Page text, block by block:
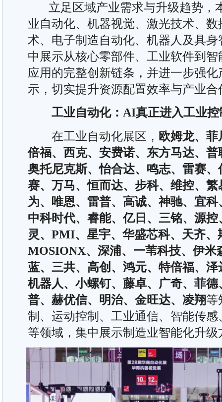
立足区域产业需求与升级趋势，
业自动化、机器视觉、激光技术、
术、电子制造自动化、机器人及具
中展示从核心零部件、工业软件到
应用的完整创新链条，并进一步强
示，切实提升资源配置效率与产业合
工业自动化：AI真正进入工业控
在工业自动化展区， 欧姆龙、
倍福、西克、安费诺、东方马达、
奥托尼克斯、怡合达、鸣志、雷赛
赛、万马、恒而达、步科、维控、
为、唯恩、雷普、高诚、神驰、宜
中科时代、睿能、亿日、三铭、源
灵、PMI、星宇、华盛芯科、天齐、
MOSIONX、深浦、一苇科技、伊米
蓝、三共、高创、鸿元、特倍福、
机器人、小螺钉、藤卓、广奇、菲
普、赫优信、明治、金旺达、凌翔等
制、运动控制、工业通信、智能传
等领域，集中展示制造业智能化升级